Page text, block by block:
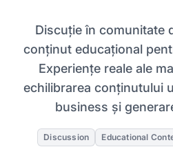
Discuție în comunitate
conținut educațional
Experiențe reale ale
echilibrarea conținutului
business și
Discussion Educational